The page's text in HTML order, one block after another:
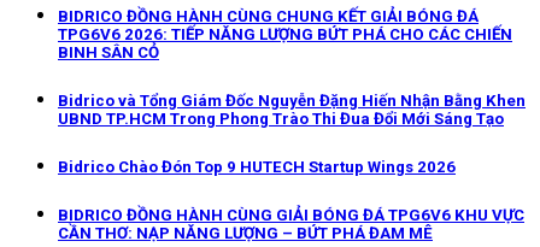
BIDRICO ĐỒNG HÀNH CÙNG CHUNG KẾT GIẢI BÓNG ĐÁ
TPG6V6 2026: TIẾP NĂNG LƯỢNG BỨT PHÁ CHO CÁC CHIẾN
BINH SÂN CỎ
Bidrico và Tổng Giám Đốc Nguyễn Đặng Hiến Nhận Bằng Khen
UBND TP.HCM Trong Phong Trào Thi Đua Đổi Mới Sáng Tạo
Bidrico Chào Đón Top 9 HUTECH Startup Wings 2026
BIDRICO ĐỒNG HÀNH CÙNG GIẢI BÓNG ĐÁ TPG6V6 KHU VỰC
CẦN THƠ: NẠP NĂNG LƯỢNG – BỨT PHÁ ĐAM MÊ